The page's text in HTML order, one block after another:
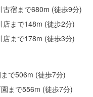
古宿まで680m (徒歩9分)
店まで148m (徒歩2分)
店まで178m (徒歩3分)
で506m (徒歩7分)
まで556m (徒歩7分)